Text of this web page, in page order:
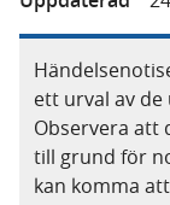
ett urval av
Observera att
till grund för
kan komma